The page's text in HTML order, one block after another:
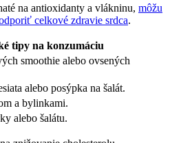
na antioxidanty a vlákninu, môžu
celkové zdravie srdca.
tipy na ⁢konzumáciu
smoothie alebo ovsených
alebo posýpka na šalát.
a bylinkami.
alebo ⁤šalátu.